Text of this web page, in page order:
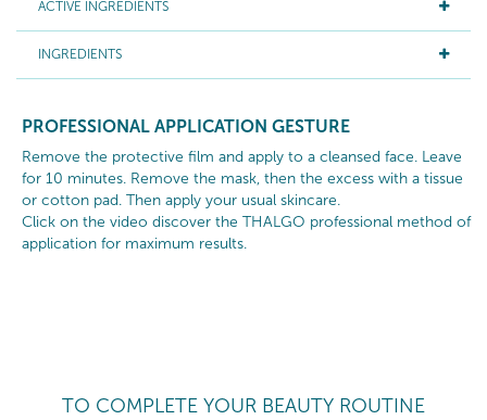
ACTIVE INGREDIENTS
INGREDIENTS
PROFESSIONAL APPLICATION GESTURE
Remove the protective film and apply to a cleansed face. Leave
for 10 minutes. Remove the mask, then the excess with a tissue
or cotton pad. Then apply your usual skincare.
Click on the video discover the THALGO professional method of
application for maximum results.
TO COMPLETE YOUR BEAUTY ROUTINE